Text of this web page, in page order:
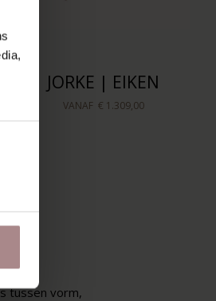
JORKE | EIKEN
VANAF € 1.309,00
tussen vorm,